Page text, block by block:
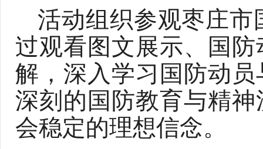
活动组织参观枣庄
过观看图文展示、国
解，深入学习国防动
深刻的国防教育与精
会稳定的理想信念。